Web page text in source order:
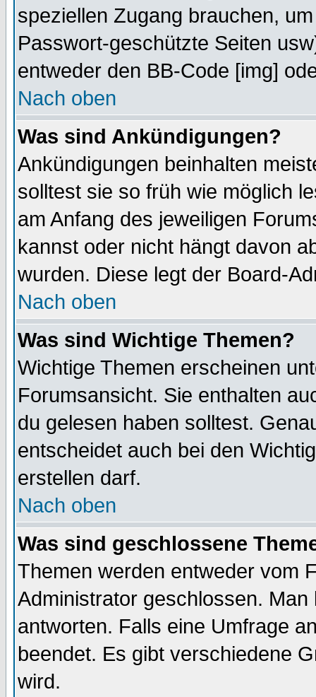
speziellen Zugang brauchen,
Passwort-geschützte Seiten
entweder den BB-Code [img]
Nach oben
Was sind Ankündigungen?
Ankündigungen beinhalten
solltest sie so früh wie möglich
am Anfang des jeweiligen
kannst oder nicht hängt davon
wurden. Diese legt der Board-
Nach oben
Was sind Wichtige Themen?
Wichtige Themen erscheinen
Forumsansicht. Sie enthalten
du gelesen haben solltest.
entscheidet auch bei den
erstellen darf.
Nach oben
Was sind geschlossene
Themen werden entweder vom
Administrator geschlossen.
antworten. Falls eine Umfrage
beendet. Es gibt verschiedene
wird.